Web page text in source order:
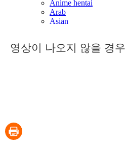
영상이 나오지 않을 경우